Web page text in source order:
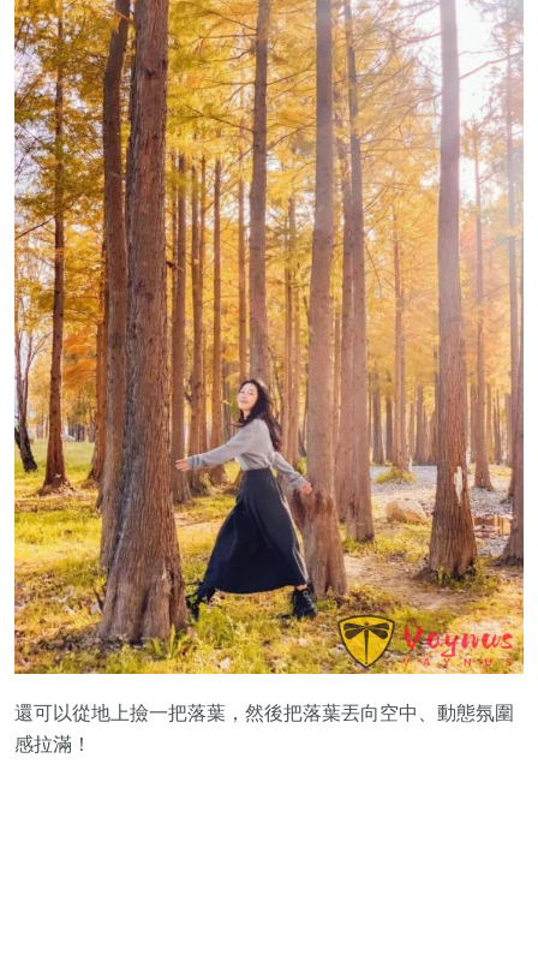
還可以從地上撿一把落葉，然後把落葉丟向空中、動態氛圍
感拉滿！